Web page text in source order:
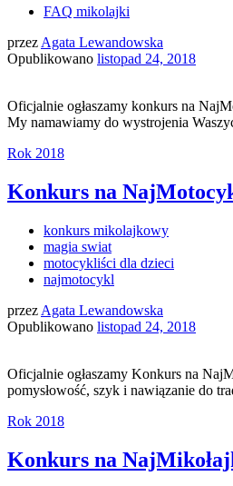
FAQ mikolajki
przez Agata Lewandowska
Opublikowano listopad 24, 2018
Oficjalnie ogłaszamy konkurs na
My namawiamy do wystrojenia
Rok 2018
Konkurs na
konkurs mikolajkowy
magia swiat
motocykliści dla dzieci
najmotocykl
przez Agata Lewandowska
Opublikowano listopad 24, 2018
Oficjalnie ogłaszamy Konkurs na
pomysłowość, szyk i nawiązanie do
Rok 2018
Konkurs na